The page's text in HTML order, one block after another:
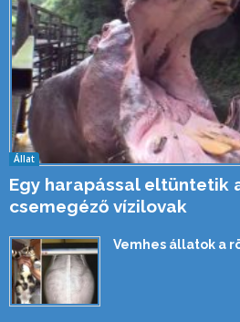
Állat
Egy harapással eltüntetik
csemegéző vízilovak
Vemhes állatok a